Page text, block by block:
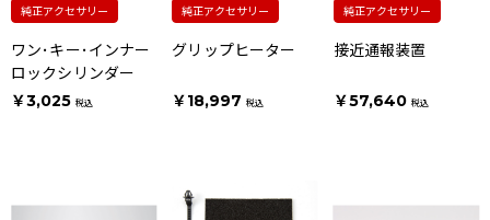
純正アクセサリー
ワン･キー･インナー
ロックシリンダー
￥3,025 税込
純正アクセサリー
グリップヒーター
￥18,997 税込
純正アクセサリー
接近通報装置
￥57,640 税込